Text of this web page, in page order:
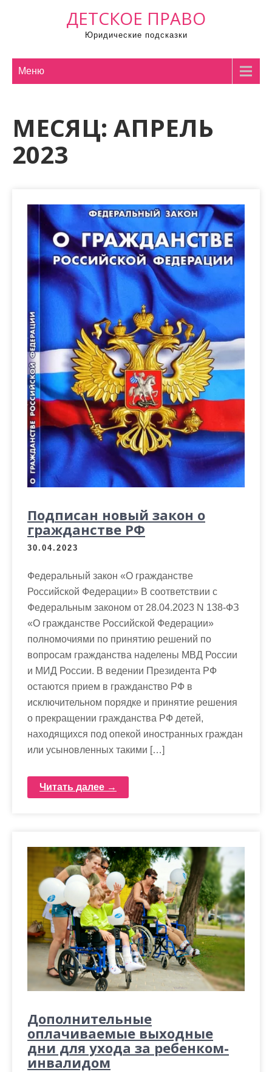
ДЕТСКОЕ ПРАВО
Юридические подсказки
Меню
МЕСЯЦ: АПРЕЛЬ
2023
Подписан новый закон о
гражданстве РФ
30.04.2023
Федеральный закон «О гражданстве
Российской Федерации» В соответствии с
Федеральным законом от 28.04.2023 N 138-ФЗ
«О гражданстве Российской Федерации»
полномочиями по принятию решений по
вопросам гражданства наделены МВД России
и МИД России. В ведении Президента РФ
остаются прием в гражданство РФ в
исключительном порядке и принятие решения
о прекращении гражданства РФ детей,
находящихся под опекой иностранных граждан
или усыновленных такими […]
Читать далее →
Дополнительные
оплачиваемые выходные
дни для ухода за ребенком-
инвалидом